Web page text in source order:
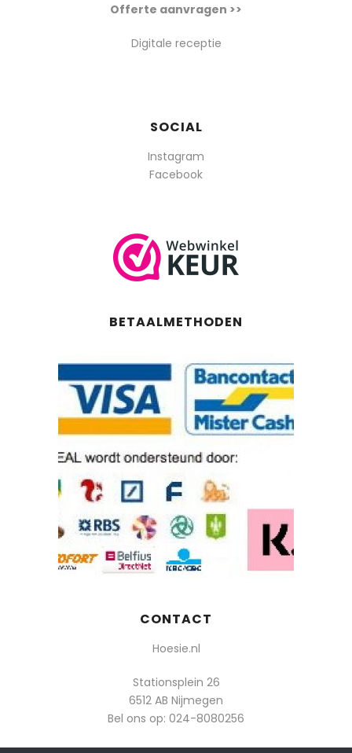
Offerte aanvragen >>
Digitale receptie
SOCIAL
Instagram
Facebook
BETAALMETHODEN
CONTACT
Hoesie.nl
Stationsplein 26
6512 AB Nijmegen
Bel ons op: 024-8080256